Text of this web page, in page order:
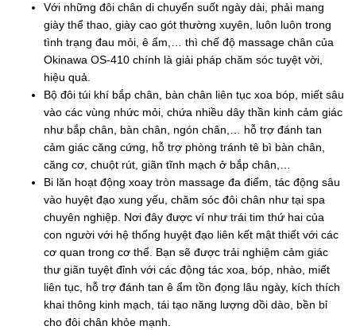
Với những đôi chân di chuyển suốt ngày dài, phải mang
giày thể thao, giày cao gót thường xuyên, luôn luôn trong
tình trạng đau mỏi, ê ẩm,… thì chế độ massage chân của
Okinawa OS-410 chính là giải pháp chăm sóc tuyệt vời,
hiệu quả.
Bộ đôi túi khí bắp chân, bàn chân liên tục xoa bóp, miết sâu
vào các vùng nhức mỏi, chứa nhiều dây thần kinh cảm giác
như bắp chân, bàn chân, ngón chân,… hỗ trợ đánh tan
cảm giác căng cứng, hỗ trợ phòng tránh tê bì bàn chân,
căng cơ, chuột rút, giãn tĩnh mạch ở bắp chân,…
Bi lăn hoạt động xoay tròn massage đa điểm, tác động sâu
vào huyệt đạo xung yếu, chăm sóc đôi chân như tại spa
chuyên nghiệp. Nơi đây được ví như trái tim thứ hai của
con người với hệ thống huyệt đạo liên kết mật thiết với các
cơ quan trong cơ thể. Bạn sẽ được trải nghiệm cảm giác
thư giãn tuyệt đỉnh với các động tác xoa, bóp, nhào, miết
liên tục, hỗ trợ đánh tan ê ẩm tồn đọng lâu ngày, kích thích
khai thông kinh mạch, tái tạo năng lượng dồi dào, bền bỉ
cho đôi chân khỏe mạnh.